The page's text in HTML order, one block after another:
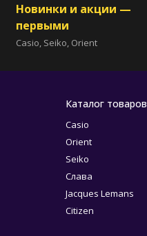
Новинки и акции —
первыми
Casio, Seiko, Orient
Каталог товаров
Casio
Orient
Seiko
Слава
Jacques Lemans
Citizen